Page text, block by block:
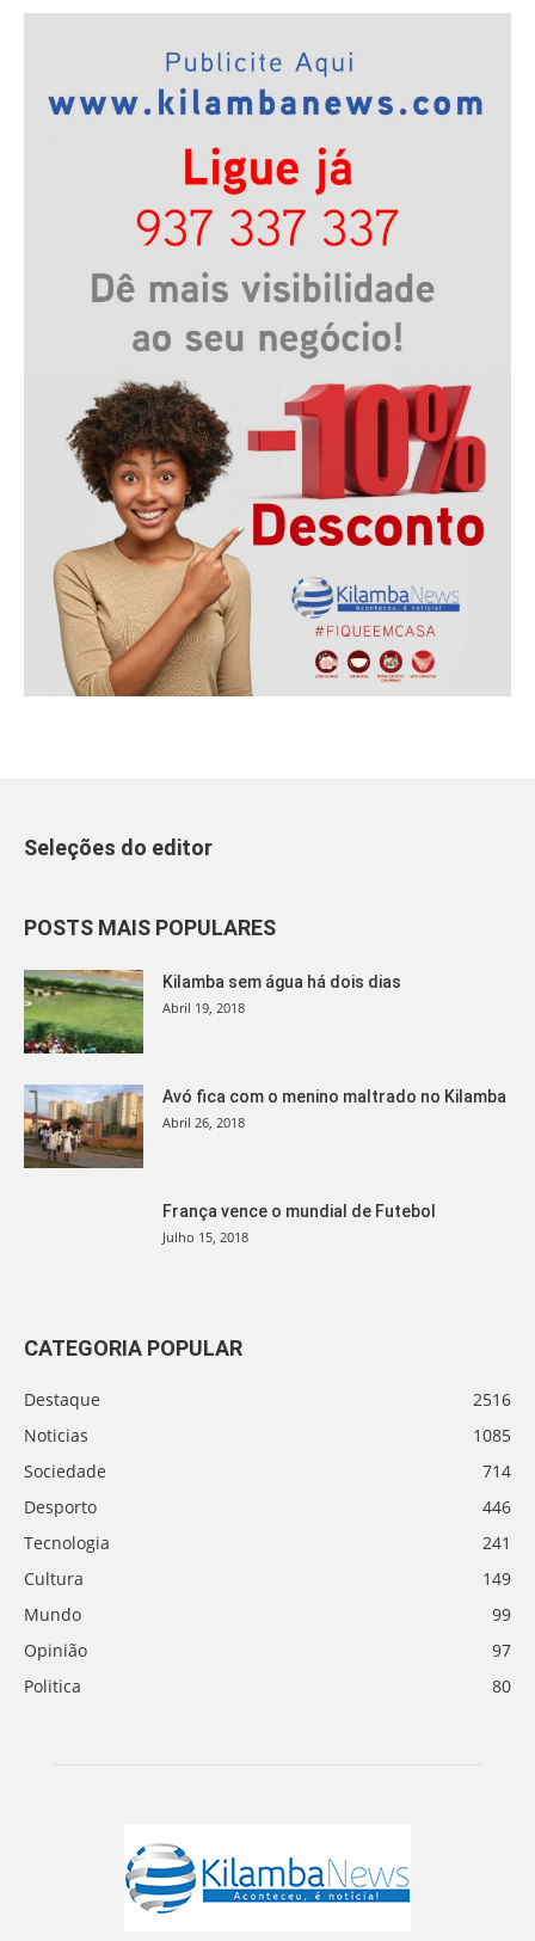
Seleções do editor
POSTS MAIS POPULARES
Kilamba sem água há dois dias
Abril 19, 2018
Avó fica com o menino maltrado no Kilamba
Abril 26, 2018
França vence o mundial de Futebol
Julho 15, 2018
CATEGORIA POPULAR
Destaque
2516
Noticias
1085
Sociedade
714
Desporto
446
Tecnologia
241
Cultura
149
Mundo
99
Opinião
97
Politica
80